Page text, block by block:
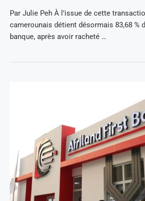
Par Julie Peh À l’issue de cette
camerounais détient désormais 83,68 %
banque, après avoir racheté …